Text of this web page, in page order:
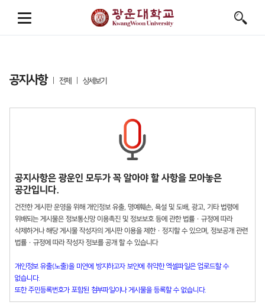
공지사항 전체 상세보기
공지사항은 광운인 모두가 꼭 알아야 할 사항을 모아놓은
공간입니다.
건전한 게시판 운영을 위해 개인정보 유출, 명예훼손, 욕설 및 도배, 광고, 기타 법령에
위배되는 게시물은 정보통신망 이용촉진 및 정보보호 등에 관한 법률 · 규정에 따라
삭제하거나 해당 게시물 작성자의 게시판 이용을 제한 · 정지할 수 있으며, 정보공개 관련
법률 · 규정에 따라 작성자 정보를 공개 할 수 있습니다
개인정보 유출(노출)을 미연에 방지하고자 보안에 취약한 엑셀파일은 업로드할 수
없습니다.
또한 주민등록번호가 포함된 첨부파일이나 게시물을 등록할 수 없습니다.